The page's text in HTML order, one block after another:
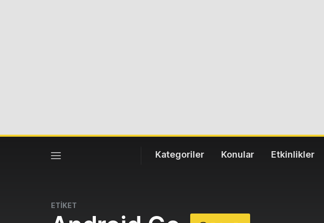
Kategoriler Konular Etkinlikler
ETİKET